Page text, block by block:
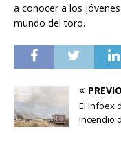
a conocer a los
mundo del toro.
El Infoex
incendio